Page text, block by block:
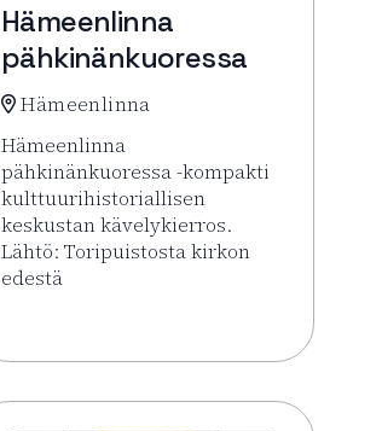
Hämeenlinna
pähkinänkuoressa
Hämeenlinna
Hämeenlinna
pähkinänkuoressa -kompakti
kulttuurihistoriallisen
keskustan kävelykierros.
Lähtö: Toripuistosta kirkon
edestä